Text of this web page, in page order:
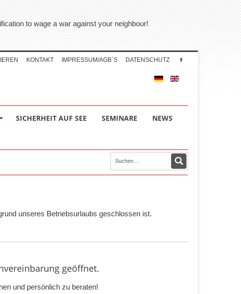
to wage a war against your neighbour!
KONTAKT IMPRESSUM/AGB´S DATENSCHUTZ
SICHERHEIT AUF SEE SEMINARE NEWS
unseres Betriebsurlaubs geschlossen ist.
geöffnet.
und persönlich zu beraten!